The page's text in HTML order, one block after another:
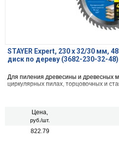
STAYER Expert, 230 x 32/30 мм,
диск по дереву (3682-230-32-48)
Для пиления древесины и древесных
циркулярных пилах, торцовочных и
Цена,
руб./шт.
822.79